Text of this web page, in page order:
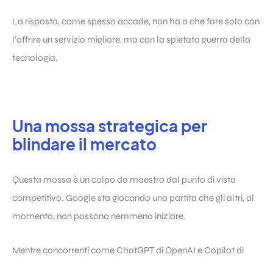
La risposta, come spesso accade, non ha a che fare solo con
l’offrire un servizio migliore, ma con la spietata guerra della
tecnologia.
Una mossa strategica per
blindare il mercato
Questa mossa è un colpo da maestro dal punto di vista
competitivo. Google sta giocando una partita che gli altri, al
momento, non possono nemmeno iniziare.
Mentre concorrenti come ChatGPT di OpenAI e Copilot di